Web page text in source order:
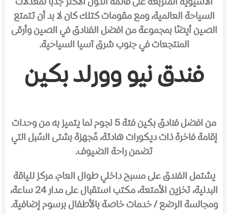
السياحة العالمية، ومع مقومات كتلك كان لا بد أن تتمتع
الصين أيضًا بمجموعة من افضل الفنادق في الصين وأرقى
المنتجعات في جنوب شرق آسيا السياحية.
فندق نيو وورلد بكين
من افضل فنادق بكين فئة 5 نجوم لما يتميز به من وحدات
إقامة فاخرة ذات ديكورات هادئة، مُجهزة بشتى السُبل التي
تضمن راحة الضيوف.
يشتمل الفندق على مسبح داخلي طوال العام، مركز للياقة
البدنية، تخزين الأمتعة، مكتب استقبال على مدار 24 ساعة،
ومجالسة الرضع / خدمات خاصة بالأطفال برسوم إضافية.